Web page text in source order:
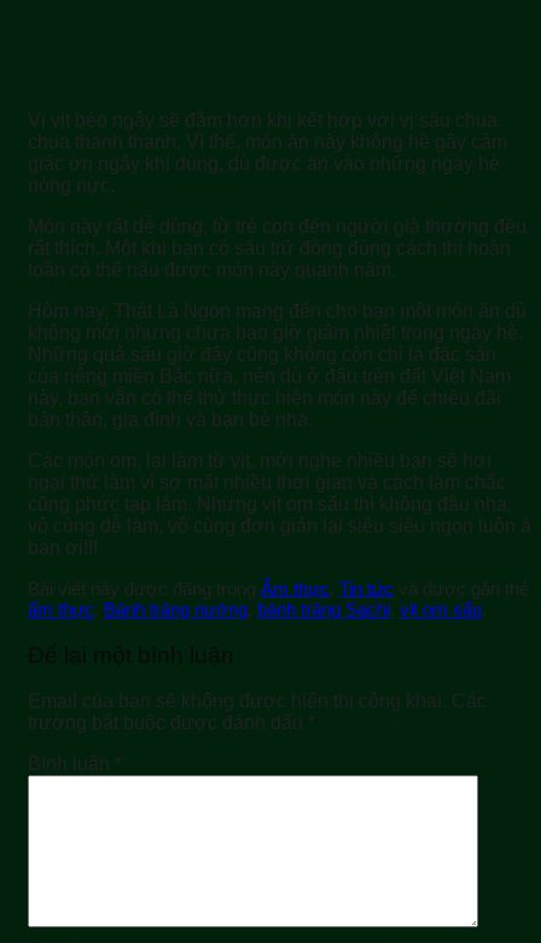
Vị vịt béo ngậy sẽ đằm hơn khi kết hợp với vị sấu chua
chua thanh thanh. Vì thế, món ăn này không hề gây cảm
giác ớn ngấy khi dùng, dù được ăn vào những ngày hè
nóng nực.
Món này rất dễ dùng, từ trẻ con đến người già thường đều
rất thích. Một khi bạn có sấu trữ đông đúng cách thì hoàn
toàn có thể nấu được món này quanh năm.
Hôm nay, Thật Là Ngon mang đến cho bạn một món ăn dù
không mới nhưng chưa bao giờ giảm nhiệt trong ngày hè.
Những quả sấu giờ đây cũng không còn chỉ là đặc sản
của riêng miền Bắc nữa, nên dù ở đâu trên đất Việt Nam
này, bạn vẫn có thể thử thực hiện món này để chiêu đãi
bản thân, gia đình và bạn bè nha.
Các món om, lại làm từ vịt, mới nghe nhiều bạn sẽ hơi
ngại thử làm vì sợ mất nhiều thời gian và cách làm chắc
cũng phức tạp lắm. Nhưng vịt om sấu thì không đâu nha,
vô cùng dễ làm, vô cùng đơn giản lại siêu siêu ngon luôn á
bạn ơi!!!
Bài viết này được đăng trong Ẩm thực, Tin tức và được gắn thẻ
ẩm thực, Bánh tráng nướng, bánh tráng Sachi, vịt om sấu.
Để lại một bình luận
Email của bạn sẽ không được hiển thị công khai. Các
trường bắt buộc được đánh dấu *
Bình luận *